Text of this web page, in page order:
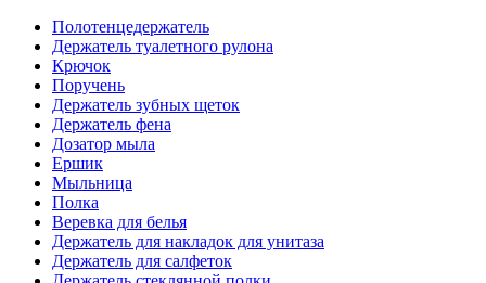
Полотенцедержатель
Держатель туалетного рулона
Крючок
Поручень
Держатель зубных щеток
Держатель фена
Дозатор мыла
Eршик
Мыльница
Полка
Веревка для белья
Держатель для накладок для унитаза
Держатель для салфеток